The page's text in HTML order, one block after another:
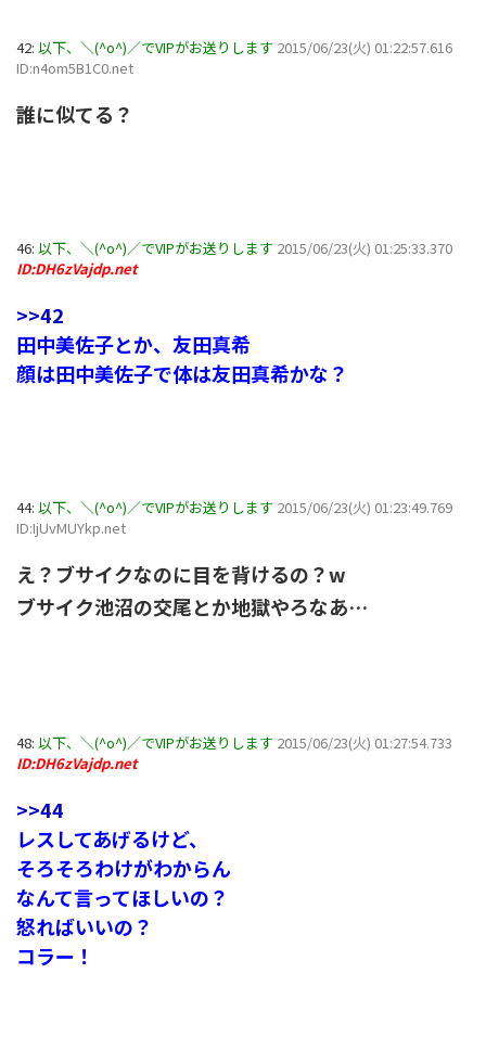
42: 以下、＼(^o^)／でVIPがお送りします 2015/06/23(火) 01:22:57.616
ID:n4om5B1C0.net
誰に似てる？
46: 以下、＼(^o^)／でVIPがお送りします 2015/06/23(火) 01:25:33.370
ID:DH6zVajdp.net
>>42
田中美佐子とか、友田真希
顔は田中美佐子で体は友田真希かな？
44: 以下、＼(^o^)／でVIPがお送りします 2015/06/23(火) 01:23:49.769
ID:IjUvMUYkp.net
え？ブサイクなのに目を背けるの？w
ブサイク池沼の交尾とか地獄やろなあ…
48: 以下、＼(^o^)／でVIPがお送りします 2015/06/23(火) 01:27:54.733
ID:DH6zVajdp.net
>>44
レスしてあげるけど、
そろそろわけがわからん
なんて言ってほしいの？
怒ればいいの？
コラー！